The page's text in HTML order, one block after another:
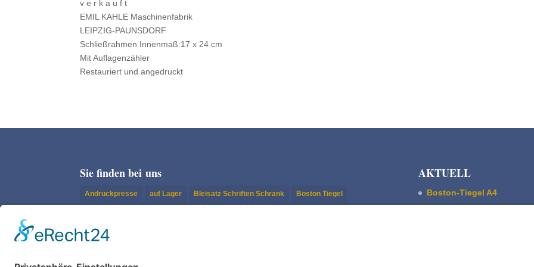
v e r k a u f t
EMIL KAHLE Maschinenfabrik
LEIPZIG-PAUNSDORF
Schließrah­men Innenmaß:17 x 24 cm
Mit Auflagenzähler
Restau­ri­ert und angedruckt
Sie finden bei uns
Andruckpresse auf Lager Bleisatz Schriften Schrank Boston Tiegel
Nyloprint
AKTUELL
Boston-Tiegel A4